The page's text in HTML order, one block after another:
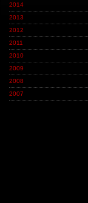
2014
2013
2012
2011
2010
2009
2008
2007